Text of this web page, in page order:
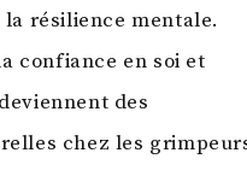
résilience mentale.
confiance en soi et
des
chez les